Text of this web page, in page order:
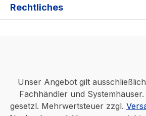
Rechtliches
Unser Angebot gilt
Fachhändler und
gesetzl. Mehrwertsteuer zzgl.